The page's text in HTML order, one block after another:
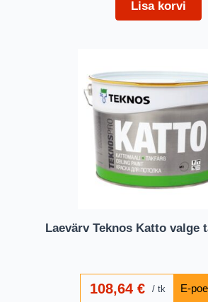
Lisa korvi
Laevärv Teknos Katto valge
108,64€ tk